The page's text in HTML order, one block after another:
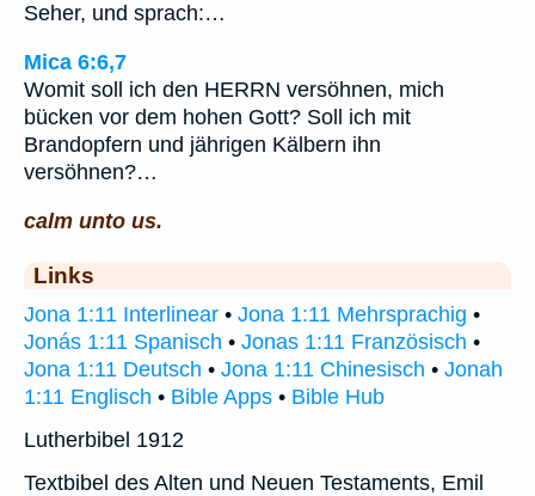
Seher, und sprach:…
Mica 6:6,7
Womit soll ich den HERRN versöhnen, mich
bücken vor dem hohen Gott? Soll ich mit
Brandopfern und jährigen Kälbern ihn
versöhnen?…
calm unto us.
Links
Jona 1:11 Interlinear • Jona 1:11 Mehrsprachig •
Jonás 1:11 Spanisch • Jonas 1:11 Französisch •
Jona 1:11 Deutsch • Jona 1:11 Chinesisch • Jonah
1:11 Englisch • Bible Apps • Bible Hub
Lutherbibel 1912
Textbibel des Alten und Neuen Testaments, Emil